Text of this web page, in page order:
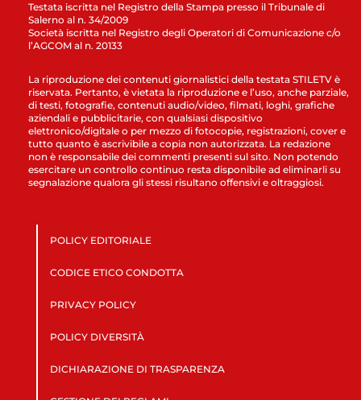
Testata iscritta nel Registro della Stampa presso il Tribunale di
Salerno al n. 34/2009
Società iscritta nel Registro degli Operatori di Comunicazione c/o
l’AGCOM al n. 20133
La riproduzione dei contenuti giornalistici della testata STILETV è
riservata. Pertanto, è vietata la riproduzione e l’uso, anche parziale,
di testi, fotografie, contenuti audio/video, filmati, loghi, grafiche
aziendali e pubblicitarie, con qualsiasi dispositivo
elettronico/digitale o per mezzo di fotocopie, registrazioni, cover e
tutto quanto è ascrivibile a copia non autorizzata. La redazione
non è responsabile dei commenti presenti sul sito. Non potendo
esercitare un controllo continuo resta disponibile ad eliminarli su
segnalazione qualora gli stessi risultano offensivi e oltraggiosi.
POLICY EDITORIALE
CODICE ETICO CONDOTTA
PRIVACY POLICY
POLICY DIVERSITÀ
DICHIARAZIONE DI TRASPARENZA